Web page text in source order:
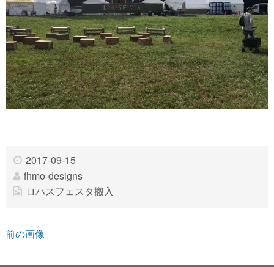
2017-09-15
fhmo-designs
ロハスフェスタ搬入
前の画像